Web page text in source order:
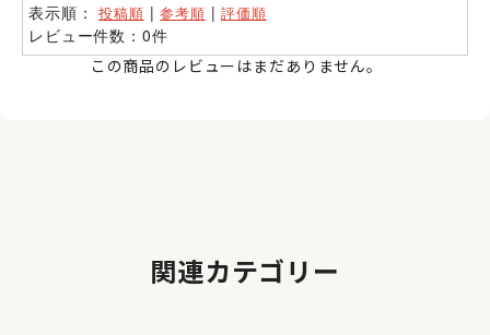
表示順：投稿順 |参考順 |評価順
レビュー件数：0件
この商品のレビューはまだありません。
関連カテゴリー